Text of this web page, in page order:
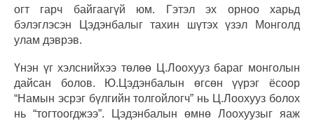
огт гарч байгаагүй юм. Гэтэл эх орноо харьд
бэлэглэсэн Цэдэнбалыг тахин шүтэх үзэл Монголд
улам дэврэв.
Үнэн үг хэлснийхээ төлөө Ц.Лоохууз бараг монголын
дайсан болов. Ю.Цэдэнбалын өгсөн үүрэг ёсоор
“Намын эсрэг бүлгийн толгойлогч” нь Ц.Лоохууз болох
нь “тогтоогджээ”. Цэдэнбалын өмнө Лоохуузыг яаж